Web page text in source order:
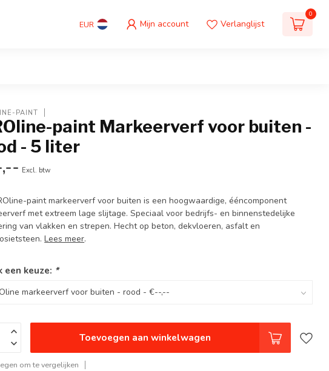
EUR Mijn account Verlanglijst
0
PAINT
paint Markeerverf voor buiten -
- 5 liter
Excl. btw
paint markeerverf voor buiten is een hoogwaardige, ééncomponent
met extreem lage slijtage. Speciaal voor bedrijfs- en binnenstedelijke
van vlakken en strepen. Hecht op beton, dekvloeren, asfalt en
Lees meer.
een keuze: *
Toevoegen aan winkelwagen
om te vergelijken